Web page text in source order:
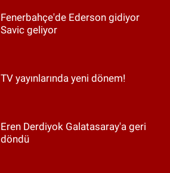
Fenerbahçe'de Ederson gidiyor
Savic geliyor
TV yayınlarında yeni dönem!
Eren Derdiyok Galatasaray'a geri
döndü